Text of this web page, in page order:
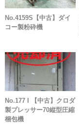
No.4159S【中古】ダイ
コー製粉砕機
No.177 I 【中古】クロダ
製プレッサー70縦型圧縮
梱包機